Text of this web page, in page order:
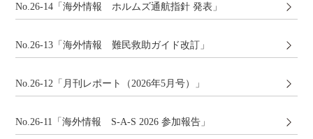
No.26-14「海外情報 ホルムズ通航指針 発表」
No.26-13「海外情報 難民救助ガイド改訂」
No.26-12「月刊レポート（2026年5月号）」
No.26-11「海外情報 S-A-S 2026 参加報告」